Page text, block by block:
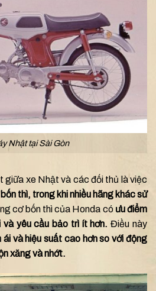
Nhật tại Sài Gòn
giữa xe Nhật và các đối thủ là việc
thì, trong khi nhiều hãng khác sử
cơ bốn thì của Honda có ưu điểm
và yêu cầu bảo trì ít hơn. Điều này
ái và hiệu suất cao hơn so với động
xăng và nhớt.